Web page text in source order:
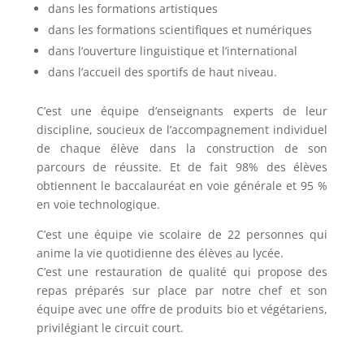
dans les formations artistiques
dans les formations scientifiques et numériques
dans l’ouverture linguistique et l’international
dans l’accueil des sportifs de haut niveau.
C’est une équipe d’enseignants experts de leur
discipline, soucieux de l’accompagnement individuel
de chaque élève dans la construction de son
parcours de réussite. Et de fait 98% des élèves
obtiennent le baccalauréat en voie générale et 95 %
en voie technologique.
C’est une équipe vie scolaire de 22 personnes qui
anime la vie quotidienne des élèves au lycée.
C’est une restauration de qualité qui propose des
repas préparés sur place par notre chef et son
équipe avec une offre de produits bio et végétariens,
privilégiant le circuit court.